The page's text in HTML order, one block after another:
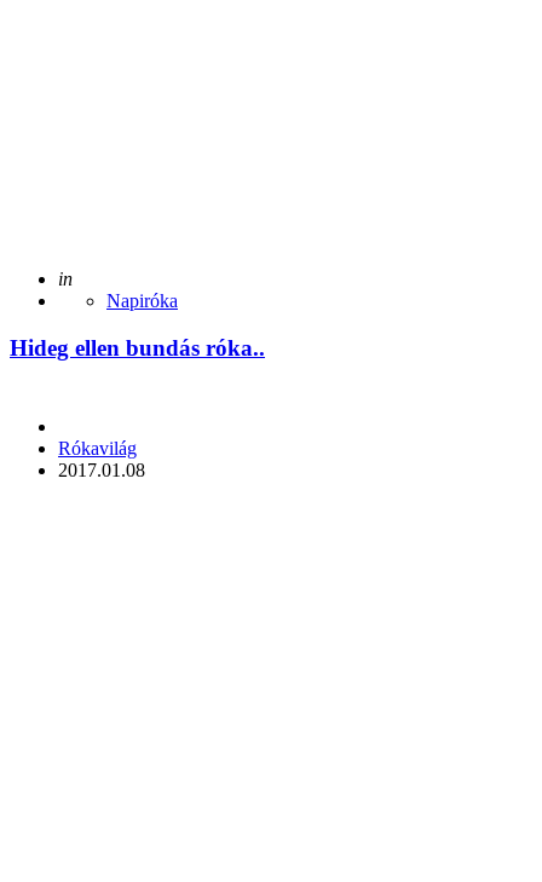
Posted
in
Napiróka
Hideg ellen bundás róka..
Posted
by
Rókavilág
2017.01.08